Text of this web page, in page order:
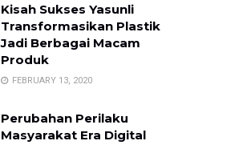
Kisah Sukses Yasunli
Transformasikan Plastik
Jadi Berbagai Macam
Produk
FEBRUARY 13, 2020
Perubahan Perilaku
Masyarakat Era Digital